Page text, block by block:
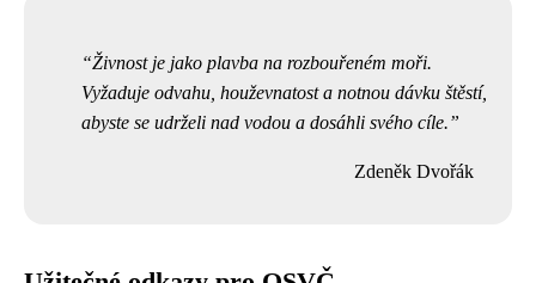
Živnost je jako plavba na rozbouřeném moři.
Vyžaduje odvahu, houževnatost a notnou dávku štěstí,
abyste se udrželi nad vodou a dosáhli svého cíle.
Zdeněk Dvořák